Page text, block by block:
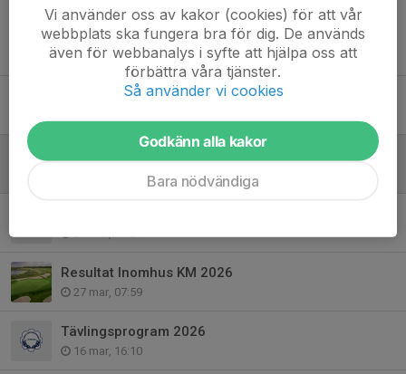
Tidigare nyheter
Inbjudan till Saab Aktiv Golf 2026
31 mar, 17:01
Resultat Inomhus KM 2026
27 mar, 07:59
Tävlingsprogram 2026
16 mar, 16:10
Vi använder oss av kakor (cookies) för att vår
webbplats ska fungera bra för dig. De används
även för webbanalys i syfte att hjälpa oss att
förbättra våra tjänster.
Så använder vi cookies
Godkänn alla kakor
Bara nödvändiga